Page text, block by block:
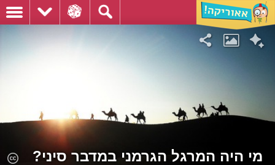
מי היה המרגל הגרמני במדבר סיני?